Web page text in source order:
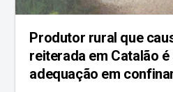
Produtor rural que
reiterada em Catalão
adequação em